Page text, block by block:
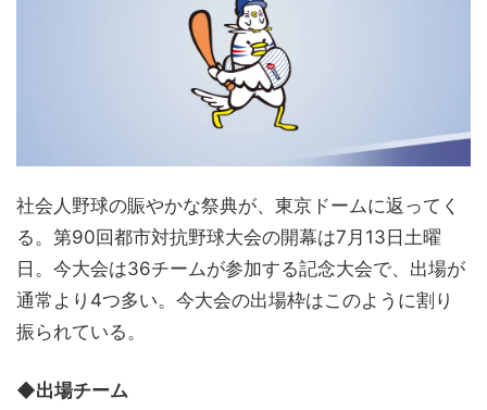
社会人野球の賑やかな祭典が、東京ドームに返ってく
る。第90回都市対抗野球大会の開幕は7月13日土曜
日。今大会は36チームが参加する記念大会で、出場が
通常より4つ多い。今大会の出場枠はこのように割り
振られている。
◆出場チーム